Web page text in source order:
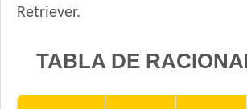
Retriever.
TABLA DE